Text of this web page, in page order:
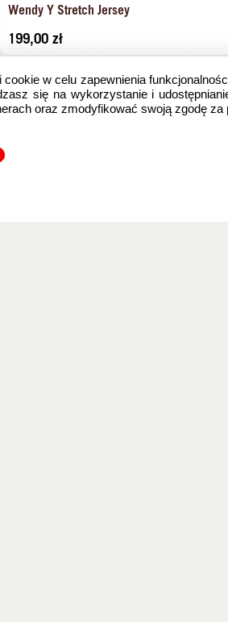
Wendy Y Stretch Jersey
199,00 zł
w celu zapewnienia
się na wykorzystanie i
oraz zmodyfikować swoją zgodę